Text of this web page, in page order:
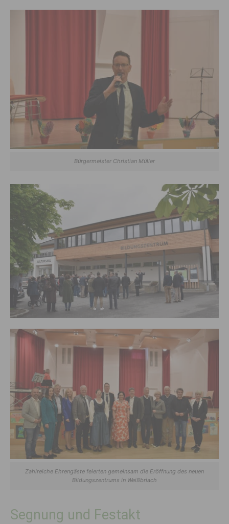
Bürgermeister Christian Müller
Zahlreiche Ehrengäste feierten gemeinsam die Eröffnung des neuen
Bildungszentrums in Weißbriach
Segnung und Festakt